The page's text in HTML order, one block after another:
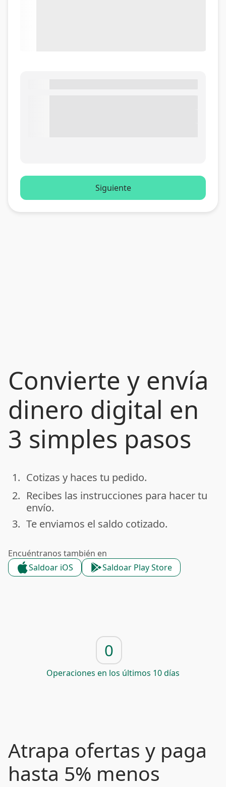
Convierte y envía
dinero digital en
3 simples pasos
done
1. Cotizas y haces tu pedido.
done
2. Recibes las instrucciones para hacer tu
envío.
done
3. Te enviamos el saldo cotizado.
Encuéntranos también en
Saldoar iOS
Saldoar Play Store
Siguiente
0
Operaciones en los últimos 10 días
Atrapa ofertas y paga
hasta 5% menos